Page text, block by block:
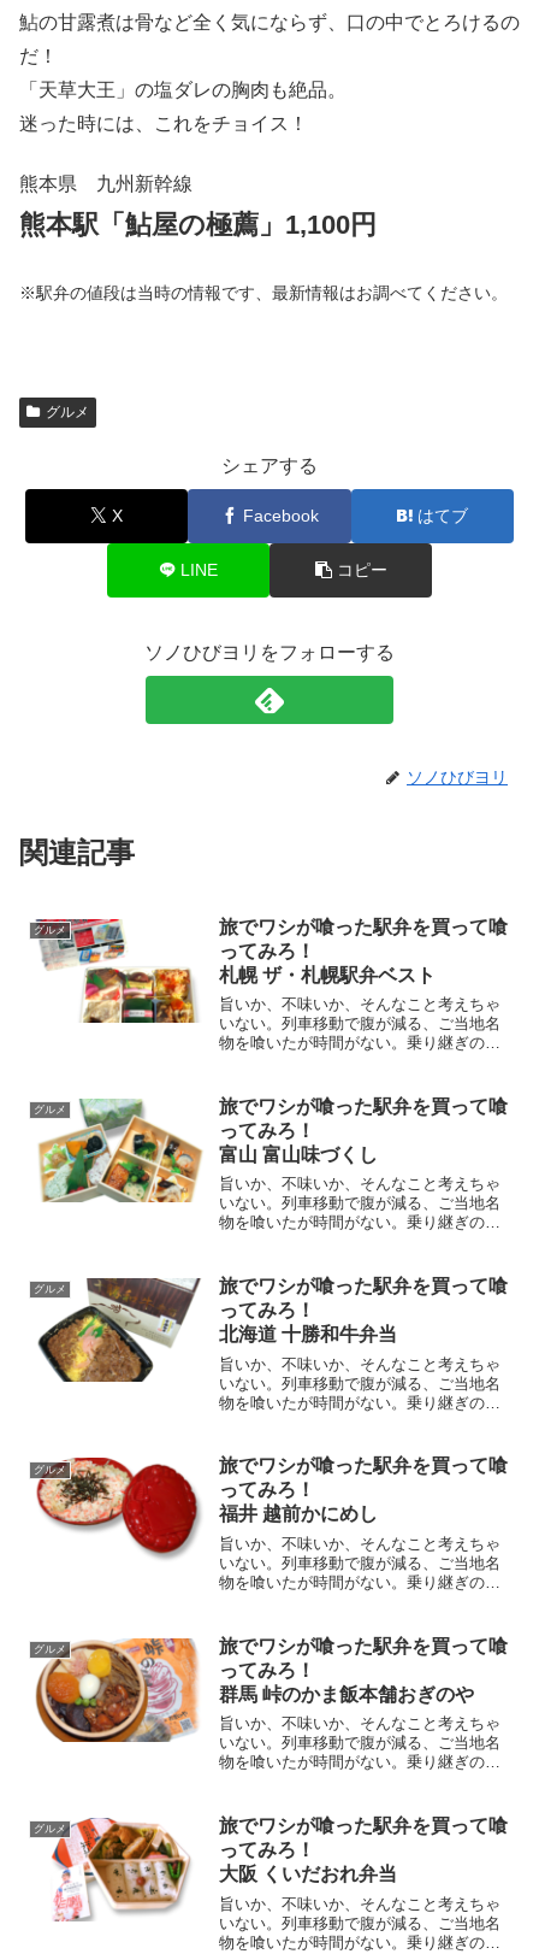
鮎の甘露煮は骨など全く気にならず、口の中でとろけるの
だ！
「天草大王」の塩ダレの胸肉も絶品。
迷った時には、これをチョイス！
熊本県 九州新幹線
熊本駅「鮎屋の極薦」1,100円
※駅弁の値段は当時の情報です、最新情報はお調べてください。
グルメ
シェアする
X Facebook はてブ
LINE コピー
ソノひびヨリをフォローする
ソノひびヨリ
関連記事
グルメ
旅でワシが喰った駅弁を買って喰
ってみろ！
札幌 ザ・札幌駅弁ベスト
旨いか、不味いか、そんなこと考えちゃ
いない。列車移動で腹が減る、ご当地名
物を喰いたが時間がない。乗り継ぎの隙
売っている人気の駅弁6種類＋柳もち。一
度に喰えるが嬉しい、超スペシャル駅弁
だ。
グルメ
旅でワシが喰った駅弁を買って喰
ってみろ！
富山 富山味づくし
旨いか、不味いか、そんなこと考えちゃ
いない。列車移動で腹が減る、ご当地名
物を喰いたが時間がない。乗り継ぎの隙
た二段重の駅弁、富山産の20品ものおか
ず！ハッキリ言って、これで1,200円！安
すぎる、酒のあてに最高の駅弁。
グルメ
旅でワシが喰った駅弁を買って喰
ってみろ！
北海道 十勝和牛弁当
旨いか、不味いか、そんなこと考えちゃ
いない。列車移動で腹が減る、ご当地名
物を喰いたが時間がない。乗り継ぎの隙
切れであるが、柔らかく、粗挽き黒胡椒
のスパイシーがよいパンチを出してい
る。さすが、ブランド牛「十勝和
牛」！！
グルメ
旅でワシが喰った駅弁を買って喰
ってみろ！
福井 越前かにめし
旨いか、不味いか、そんなこと考えちゃ
いない。列車移動で腹が減る、ご当地名
物を喰いたが時間がない。乗り継ぎの隙
そを炊き込んだご飯の上に、カニのほぐ
し身を敷き詰めた！全国駅弁人気ランキ
ングで常に上位に入る駅弁。
グルメ
旅でワシが喰った駅弁を買って喰
ってみろ！
群馬 峠のかま飯本舗おぎのや
旨いか、不味いか、そんなこと考えちゃ
いない。列車移動で腹が減る、ご当地名
物を喰いたが時間がない。乗り継ぎの隙
や」。保温性のある益子焼の土鍋に入っ
た釜飯弁当。八種類の具材と、コシヒカ
リを利尻昆布と出汁で炊き上た釜飯だ。
グルメ
旅でワシが喰った駅弁を買って喰
ってみろ！
大阪 くいだおれ弁当
旨いか、不味いか、そんなこと考えちゃ
いない。列車移動で腹が減る、ご当地名
物を喰いたが時間がない。乗り継ぎの隙